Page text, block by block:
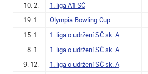
10. 2.
1. liga A1 SČ
19. 1.
Olympia Bowling Cup
15. 1.
1. liga o udržení SČ sk. A
8. 1.
1. liga o udržení SČ sk. A
9. 12.
1. liga o udržení SČ sk. A